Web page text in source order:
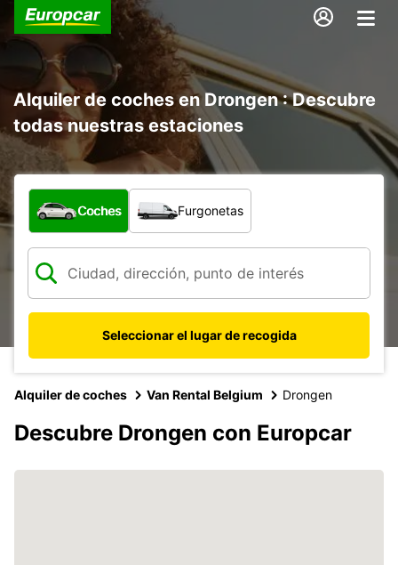
Alquiler de coches en Drongen : Descubre
todas nuestras estaciones
¿Qué tipo de vehículo?
Coches Furgonetas
Seleccionar el lugar de recogida
Alquiler de coches Van Rental Belgium Drongen
Descubre Drongen con Europcar